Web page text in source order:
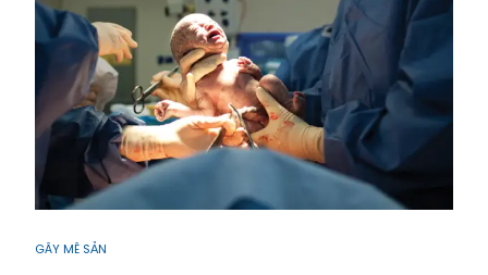
GÂY MÊ SẢN